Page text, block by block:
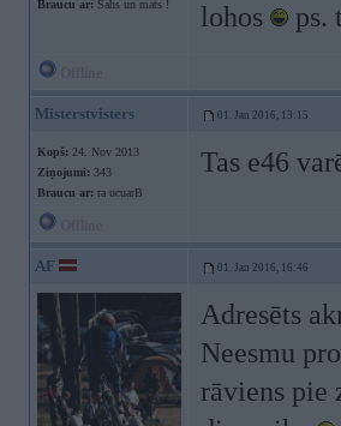
Braucu ar: Šahs un mats !
lohos
ps.
Misterstvisters 01. Jan 2016, 13:15
Kopš: 24. Nov 2013
Ziņojumi: 343
Braucu ar: ra ucuarB
Tas e46
AF 01. Jan 2016, 16:46
Adresēts
Neesmu
rāviens pie